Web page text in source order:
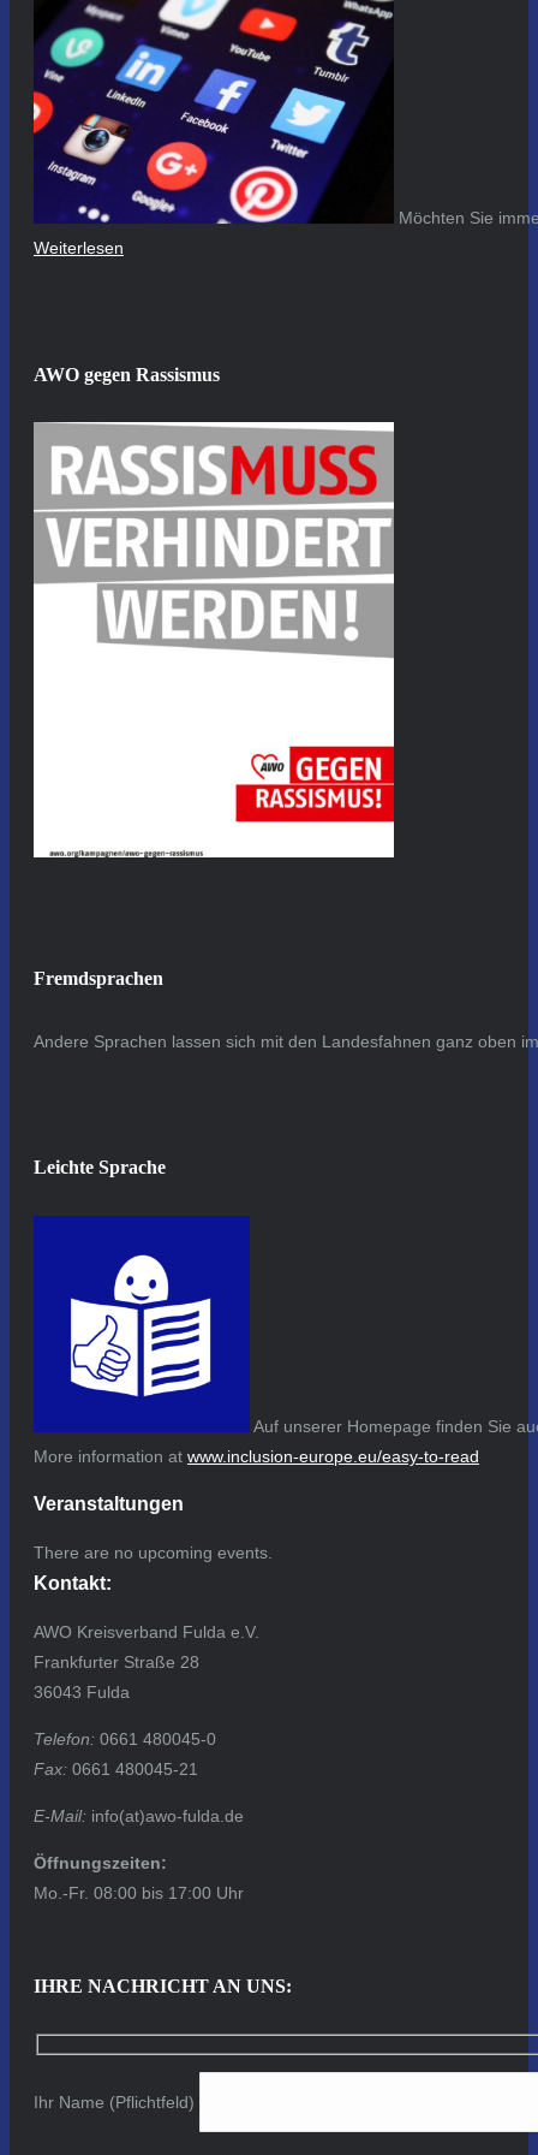
Möchten Sie
Weiterlesen
AWO gegen Rassismus
Fremdsprachen
Andere Sprachen lassen sich mit den Landesfahnen ganz oben
Leichte Sprache
Auf unserer Homepage finden Sie
More information at www.inclusion-europe.eu/easy-to-read
Veranstaltungen
There are no upcoming events.
Kontakt:
AWO Kreisverband Fulda e.V.
Frankfurter Straße 28
36043 Fulda
Telefon: 0661 480045-0
Fax: 0661 480045-21
E-Mail: info(at)awo-fulda.de
Öffnungszeiten:
Mo.-Fr. 08:00 bis 17:00 Uhr
IHRE NACHRICHT AN UNS:
Ihr Name (Pflichtfeld)